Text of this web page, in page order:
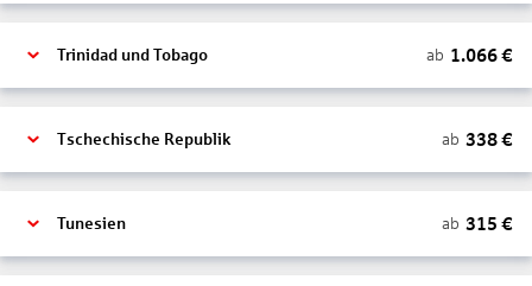
Trinidad und Tobago ab 1.066€
Tschechische Republik ab 338€
Tunesien ab 315 €